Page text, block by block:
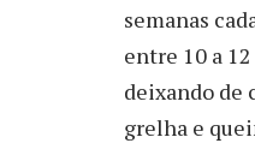
semanas
entre 10 a
deixando de
grelha e